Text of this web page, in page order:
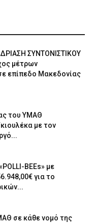
ΣΥΝΤΟΝΙΣΤΙΚΟΥ
μέτρων
επίπεδο Μακεδονίας
του ΥΜΑΘ
με τον
BEEs» με
για το
σε κάθε νομό της